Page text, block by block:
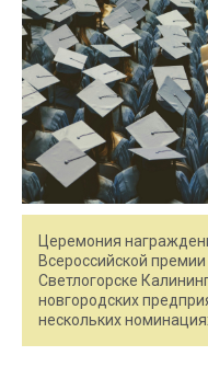
Церемония
Всероссийской
Светлогорске
новгородских
нескольких